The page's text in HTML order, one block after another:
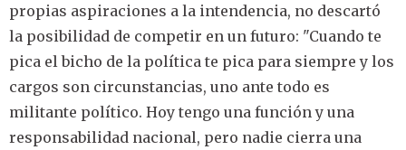
propias aspiraciones a la intendencia, no descartó
la posibilidad de competir en un futuro: "Cuando te
pica el bicho de la política te pica para siempre y los
cargos son circunstancias, uno ante todo es
militante político. Hoy tengo una función y una
responsabilidad nacional, pero nadie cierra una